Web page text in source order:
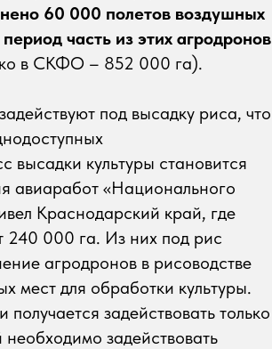
60 000 полетов воздушных
часть из этих агродронов
в СКФО – 852 000 га).
под высадку риса, что
высадки культуры становится
авиаработ «Национального
Краснодарский край, где
240 000 га. Из них под рис
агродронов в рисоводстве
мест для обработки культуры.
задействовать только
задействовать